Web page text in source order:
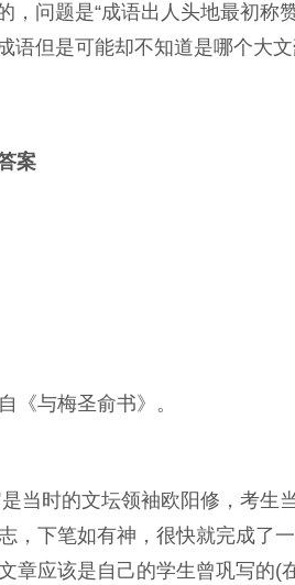
，问题是“成语出人头地最初称
语但是可能却不知道是哪个大
案
《与梅圣俞书》。
当时的文坛领袖欧阳修，考生
，下笔如有神，很快就完成了
章应该是自己的学生曾巩写的(